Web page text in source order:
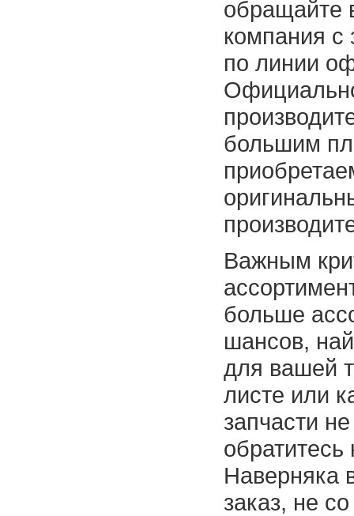
обращайте
компания с
по линии
большим
Важным
больше
шансов,
для вашей
листе или
запчасти
обратитесь
Наверняка
заказ, не